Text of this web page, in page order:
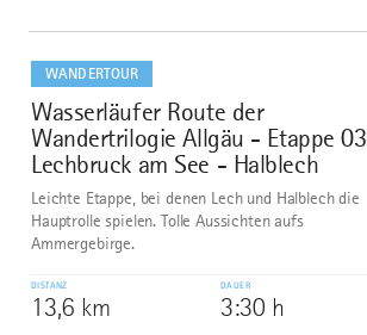
WANDERTOUR
10
Wasserläufer Route der
Wandertrilogie Allgäu - Etappe
Lechbruck am See - Halblech
Leichte Etappe, bei denen Lech und Halblech die
Hauptrolle spielen. Tolle Aussichten aufs
Ammergebirge.
DISTANZ
13,6 km
DAUER
3:30 h
dazu